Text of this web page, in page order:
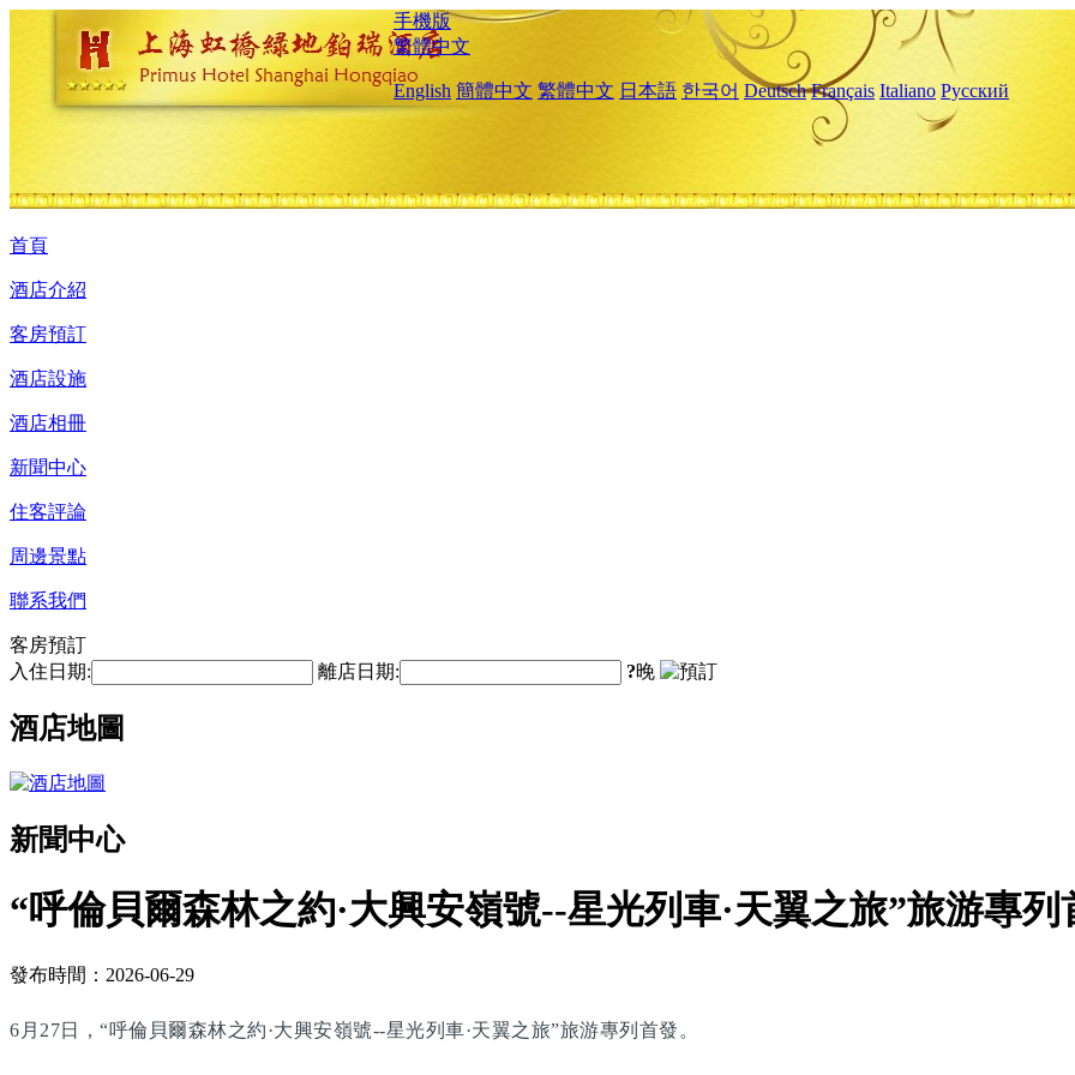
手機版
繁體中文
English 簡體中文 繁體中文 日本語 한국어 Deutsch Français Italiano Русский
首頁
酒店介紹
客房預訂
酒店設施
酒店相冊
新聞中心
住客評論
周邊景點
聯系我們
客房預訂
入住日期:
離店日期: ?晚
酒店地圖
新聞中心
“呼倫貝爾森林之約·大興安嶺號--星光列車·天翼之旅”旅游專列
發布時間：2026-06-29
6月27日，“呼倫貝爾森林之約·大興安嶺號--星光列車·天翼之旅”旅游專列首發。